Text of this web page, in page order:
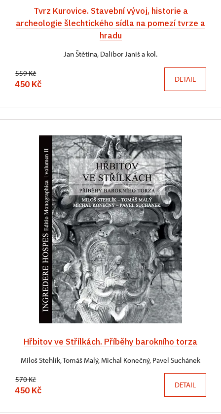
Tvrz Kurovice. Stavební vývoj, historie a
archeologie šlechtického sídla na pomezí tvrze a
hradu
Jan Štětina, Dalibor Janiš a kol.
559 Kč
450 Kč DETAIL
Hřbitov ve Střílkách. Příběhy barokního torza
Miloš Stehlík, Tomáš Malý, Michal Konečný, Pavel Suchánek
570 Kč
450 Kč DETAIL